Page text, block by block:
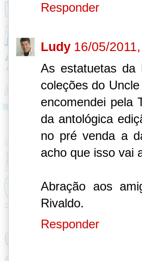
Responder
Ludy 16/05/
As estatuetas da
coleções do
encomendei pela
da antológica
no pré venda a
acho que isso vai
Abração aos
Rivaldo.
Responder